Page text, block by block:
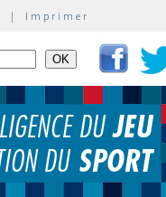
| Imprimer